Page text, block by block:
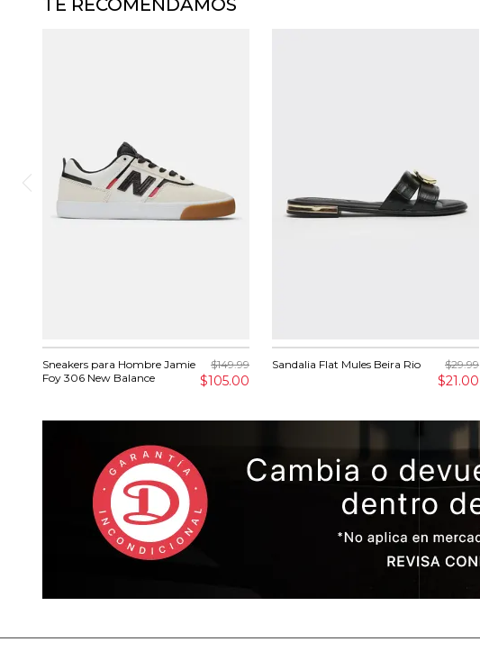
TE RECOMENDAMOS
Sneakers para Hombre Jamie
Foy 306 New Balance
$149.99
$105.00
Sandalia Flat Mules Beira Rio $29.99
$21.00